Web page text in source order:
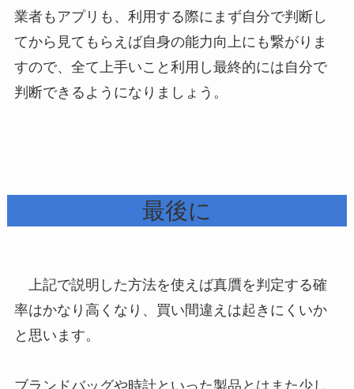
業者もアプリも、利用する際にまず自分で判断し
てから見てもらえば自身の能力向上にも繋がりま
すので、全て上手いこと利用し最終的には自分で
判断できるようになりましょう。
最後に
上記で説明した方法を使えば真贋を判定する確
率はかなり高くなり、買い間違えは起きにくいか
と思います。
ブランドバッグや時計といった製品とはまた少し